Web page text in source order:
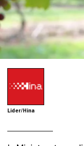
Lider/Hina